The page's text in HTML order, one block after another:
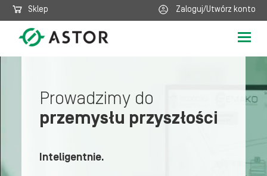
Sklep Zaloguj/Utwórz konto
Prowadzimy do
przemysłu przyszłości
Inteligentnie.